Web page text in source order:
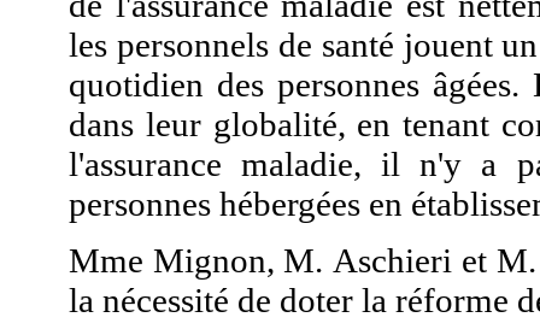
les personnels de santé jouent
quotidien des personnes
dans leur globalité, en tenant
l'assurance maladie, il n'y a
personnes hébergées en
Mme Mignon, M. Aschieri et M.
la nécessité de doter la réforme